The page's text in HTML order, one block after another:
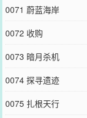
0071 蔚蓝海岸
0072 收购
0073 暗月杀机
0074 探寻遗迹
0075 扎根天行